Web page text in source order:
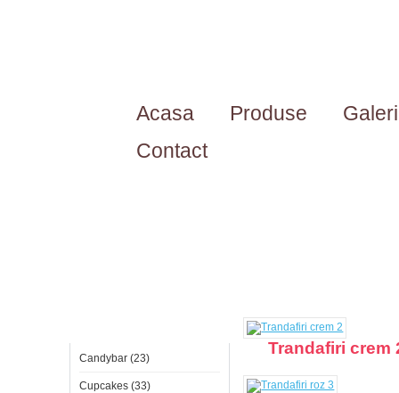
Acasa Produse
Contact
Candybar (23)
Cupcakes (33)
Trandafiri crem